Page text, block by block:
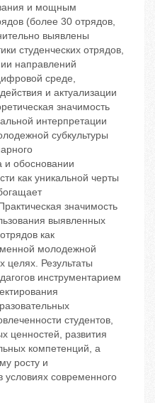
и мощным
(более 30 отрядов,
выявлены
студенческих отрядов,
направлений
среде,
и актуализации
значимость
интерпретации
субкультуры
и обосновании
как уникальной черты
значимость
выявленных
как
молодежной
целях. Результаты
инструментарием
студентов,
ценностей, развития
компетенций, а
росту и
современного